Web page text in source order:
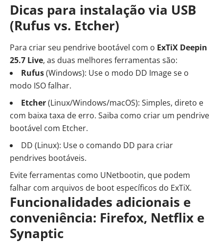
Dicas para instalação via USB
(Rufus vs. Etcher)
Para criar seu pendrive bootável com o ExTiX Deepin
25.7 Live, as duas melhores ferramentas são:
Rufus(Windows): Use o modo DD Image se o
modo ISO falhar.
Etcher(Linux/Windows/macOS): Simples, direto e
com baixa taxa de erro. Saiba como criar um pendrive
bootável com Etcher.
DD (Linux): Use o comando DD para criar
pendrives bootáveis.
Evite ferramentas como UNetbootin, que podem
falhar com arquivos de boot específicos do ExTiX.
Funcionalidades adicionais e
conveniência: Firefox, Netflix e
Synaptic